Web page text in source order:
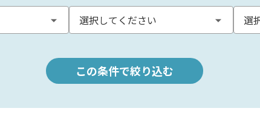
この条件で絞り込む